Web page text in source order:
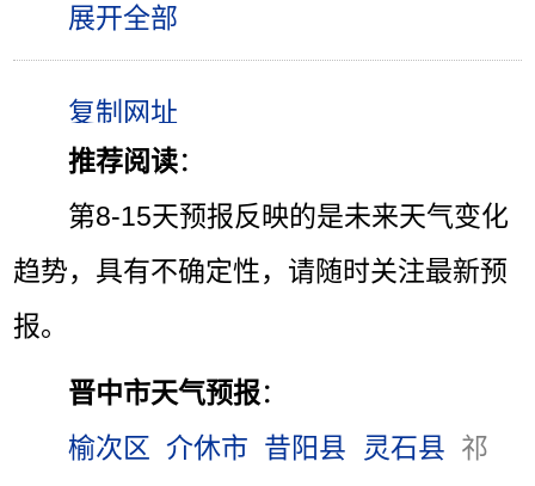
展开全部
推荐阅读：
第8-15天预报反映的是未来天气变化
趋势，具有不确定性，请随时关注最新预
报。
晋中市天气预报：
榆次区 介休市 昔阳县 灵石县 祁